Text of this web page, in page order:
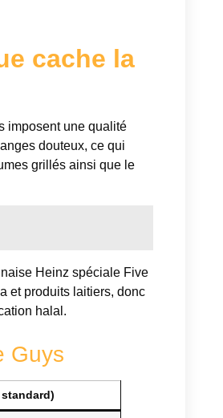
cache la
imposent une qualité
douteux, ce qui
grillés ainsi que le
Heinz spéciale Five
et produits laitiers, donc
halal.
Guys